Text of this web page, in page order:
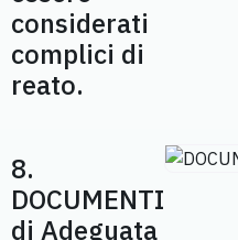
considerati
complici di
reato.
8.
DOCUMENTI
di Adeguata